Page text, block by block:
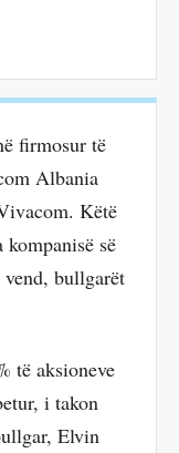
firmosur të
Albania
Këtë
së
bullgarët
të aksioneve
i takon
Elvin